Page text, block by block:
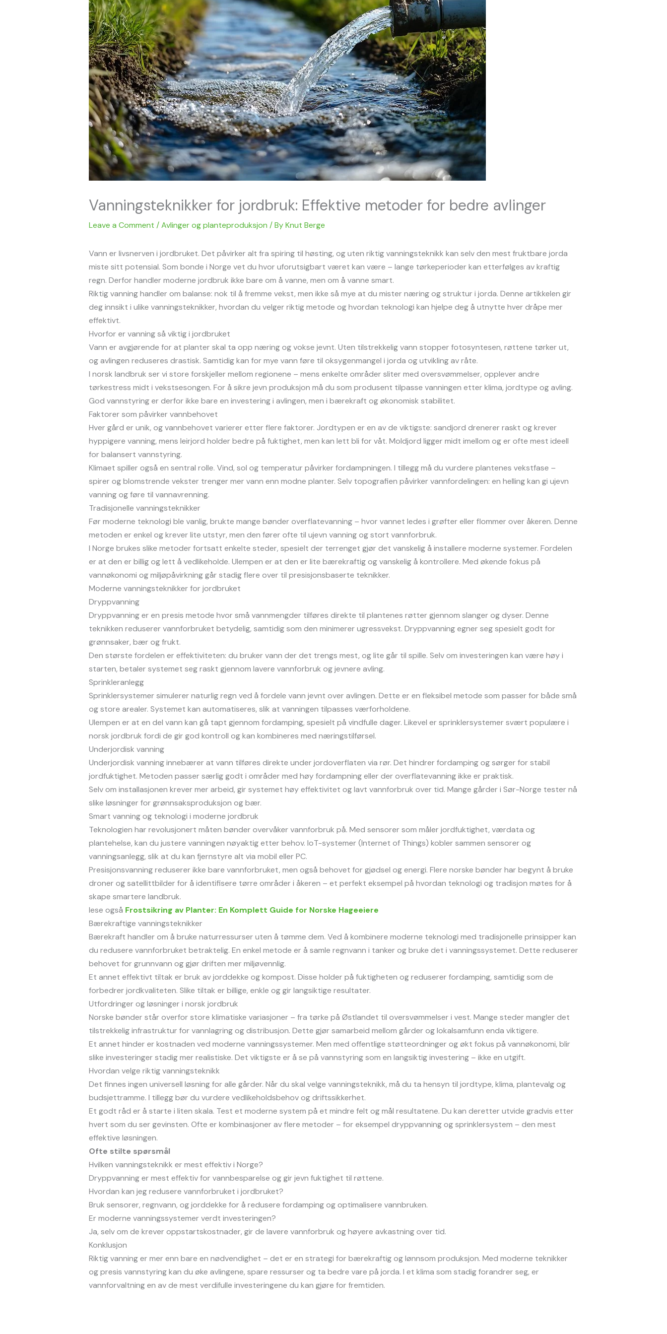
Vanningsteknikker for jordbruk: Effektive metoder for bedre avlinger
Leave a Comment /Avlinger og planteproduksjon / ByKnut Berge
Vann er livsnerven i jordbruket. Det påvirker alt fra spiring til høsting, og uten riktig vanningsteknikk kan selv den mest fruktbare jorda
miste sitt potensial. Som bonde i Norge vet du hvor uforutsigbart været kan være – lange tørkeperioder kan etterfølges av kraftig
regn. Derfor handler moderne jordbruk ikke bare om å vanne, men om å vanne smart.
Riktig vanning handler om balanse: nok til å fremme vekst, men ikke så mye at du mister næring og struktur i jorda. Denne artikkelen gir
deg innsikt i ulike vanningsteknikker, hvordan du velger riktig metode og hvordan teknologi kan hjelpe deg å utnytte hver dråpe mer
effektivt.
Hvorfor er vanning så viktig i jordbruket
Vann er avgjørende for at planter skal ta opp næring og vokse jevnt. Uten tilstrekkelig vann stopper fotosyntesen, røttene tørker ut,
og avlingen reduseres drastisk. Samtidig kan for mye vann føre til oksygenmangel i jorda og utvikling av råte.
I norsk landbruk ser vi store forskjeller mellom regionene – mens enkelte områder sliter med oversvømmelser, opplever andre
tørkestress midt i vekstsesongen. For å sikre jevn produksjon må du som produsent tilpasse vanningen etter klima, jordtype og avling.
God vannstyring er derfor ikke bare en investering i avlingen, men i bærekraft og økonomisk stabilitet.
Faktorer som påvirker vannbehovet
Hver gård er unik, og vannbehovet varierer etter flere faktorer. Jordtypen er en av de viktigste: sandjord drenerer raskt og krever
hyppigere vanning, mens leirjord holder bedre på fuktighet, men kan lett bli for våt. Moldjord ligger midt imellom og er ofte mest ideell
for balansert vannstyring.
Klimaet spiller også en sentral rolle. Vind, sol og temperatur påvirker fordampningen. I tillegg må du vurdere plantenes vekstfase –
spirer og blomstrende vekster trenger mer vann enn modne planter. Selv topografien påvirker vannfordelingen: en helling kan gi ujevn
vanning og føre til vannavrenning.
Tradisjonelle vanningsteknikker
Før moderne teknologi ble vanlig, brukte mange bønder overflatevanning – hvor vannet ledes i grøfter eller flommer over åkeren. Denne
metoden er enkel og krever lite utstyr, men den fører ofte til ujevn vanning og stort vannforbruk.
I Norge brukes slike metoder fortsatt enkelte steder, spesielt der terrenget gjør det vanskelig å installere moderne systemer. Fordelen
er at den er billig og lett å vedlikeholde. Ulempen er at den er lite bærekraftig og vanskelig å kontrollere. Med økende fokus på
vannøkonomi og miljøpåvirkning går stadig flere over til presisjonsbaserte teknikker.
Moderne vanningsteknikker for jordbruket
Dryppvanning
Dryppvanning er en presis metode hvor små vannmengder tilføres direkte til plantenes røtter gjennom slanger og dyser. Denne
teknikken reduserer vannforbruket betydelig, samtidig som den minimerer ugressvekst. Dryppvanning egner seg spesielt godt for
grønnsaker, bær og frukt.
Den største fordelen er effektiviteten: du bruker vann der det trengs mest, og lite går til spille. Selv om investeringen kan være høy i
starten, betaler systemet seg raskt gjennom lavere vannforbruk og jevnere avling.
Sprinkleranlegg
Sprinklersystemer simulerer naturlig regn ved å fordele vann jevnt over avlingen. Dette er en fleksibel metode som passer for både små
og store arealer. Systemet kan automatiseres, slik at vanningen tilpasses værforholdene.
Ulempen er at en del vann kan gå tapt gjennom fordamping, spesielt på vindfulle dager. Likevel er sprinklersystemer svært populære i
norsk jordbruk fordi de gir god kontroll og kan kombineres med næringstilførsel.
Underjordisk vanning
Underjordisk vanning innebærer at vann tilføres direkte under jordoverflaten via rør. Det hindrer fordamping og sørger for stabil
jordfuktighet. Metoden passer særlig godt i områder med høy fordampning eller der overflatevanning ikke er praktisk.
Selv om installasjonen krever mer arbeid, gir systemet høy effektivitet og lavt vannforbruk over tid. Mange gårder i Sør-Norge tester nå
slike løsninger for grønnsaksproduksjon og bær.
Smart vanning og teknologi i moderne jordbruk
Teknologien har revolusjonert måten bønder overvåker vannforbruk på. Med sensorer som måler jordfuktighet, værdata og
plantehelse, kan du justere vanningen nøyaktig etter behov. IoT-systemer (Internet of Things) kobler sammen sensorer og
vanningsanlegg, slik at du kan fjernstyre alt via mobil eller PC.
Presisjonsvanning reduserer ikke bare vannforbruket, men også behovet for gjødsel og energi. Flere norske bønder har begynt å bruke
droner og satellittbilder for å identifisere tørre områder i åkeren – et perfekt eksempel på hvordan teknologi og tradisjon møtes for å
skape smartere landbruk.
lese også Frostsikring av Planter: En Komplett Guide for Norske Hageeiere
Bærekraftige vanningsteknikker
Bærekraft handler om å bruke naturressurser uten å tømme dem. Ved å kombinere moderne teknologi med tradisjonelle prinsipper kan
du redusere vannforbruket betraktelig. En enkel metode er å samle regnvann i tanker og bruke det i vanningssystemet. Dette reduserer
behovet for grunnvann og gjør driften mer miljøvennlig.
Et annet effektivt tiltak er bruk av jorddekke og kompost. Disse holder på fuktigheten og reduserer fordamping, samtidig som de
forbedrer jordkvaliteten. Slike tiltak er billige, enkle og gir langsiktige resultater.
Utfordringer og løsninger i norsk jordbruk
Norske bønder står overfor store klimatiske variasjoner – fra tørke på Østlandet til oversvømmelser i vest. Mange steder mangler det
tilstrekkelig infrastruktur for vannlagring og distribusjon. Dette gjør samarbeid mellom gårder og lokalsamfunn enda viktigere.
Et annet hinder er kostnaden ved moderne vanningssystemer. Men med offentlige støtteordninger og økt fokus på vannøkonomi, blir
slike investeringer stadig mer realistiske. Det viktigste er å se på vannstyring som en langsiktig investering – ikke en utgift.
Hvordan velge riktig vanningsteknikk
Det finnes ingen universell løsning for alle gårder. Når du skal velge vanningsteknikk, må du ta hensyn til jordtype, klima, plantevalg og
budsjettramme. I tillegg bør du vurdere vedlikeholdsbehov og driftssikkerhet.
Et godt råd er å starte i liten skala. Test et moderne system på et mindre felt og mål resultatene. Du kan deretter utvide gradvis etter
hvert som du ser gevinsten. Ofte er kombinasjoner av flere metoder – for eksempel dryppvanning og sprinklersystem – den mest
effektive løsningen.
Ofte stilte spørsmål
Hvilken vanningsteknikk er mest effektiv i Norge?
Dryppvanning er mest effektiv for vannbesparelse og gir jevn fuktighet til røttene.
Hvordan kan jeg redusere vannforbruket i jordbruket?
Bruk sensorer, regnvann, og jorddekke for å redusere fordamping og optimalisere vannbruken.
Er moderne vanningssystemer verdt investeringen?
Ja, selv om de krever oppstartskostnader, gir de lavere vannforbruk og høyere avkastning over tid.
Konklusjon
Riktig vanning er mer enn bare en nødvendighet – det er en strategi for bærekraftig og lønnsom produksjon. Med moderne teknikker
og presis vannstyring kan du øke avlingene, spare ressurser og ta bedre vare på jorda. I et klima som stadig forandrer seg, er
vannforvaltning en av de mest verdifulle investeringene du kan gjøre for fremtiden.